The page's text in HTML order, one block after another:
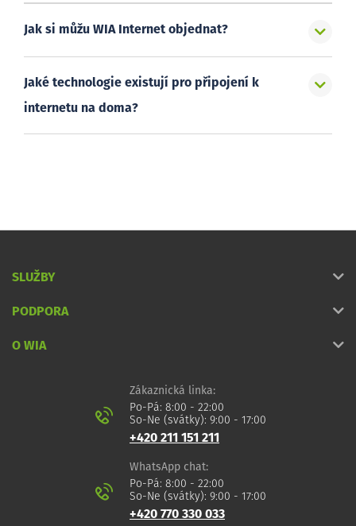
Jak si můžu WIA Internet objednat?
Jaké technologie existují pro připojení k
internetu na doma?
SLUŽBY
PODPORA
O WIA
Zákaznická linka:
Po-Pá: 8:00 - 22:00
So-Ne (svátky): 9:00 - 17:00
+420 211 151 211
WhatsApp chat:
Po-Pá: 8:00 - 22:00
So-Ne (svátky): 9:00 - 17:00
+420 770 330 033